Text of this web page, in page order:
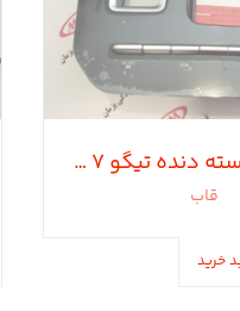
قاب دور دسته دنده تیگو ۷ پرو
قاب
خرید